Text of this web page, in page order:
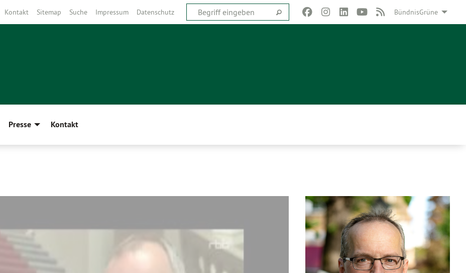
BündnisGrüne
Kontakt Sitemap Suche Impressum Datenschutz
Presse Kontakt